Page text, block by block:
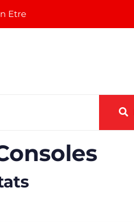
Etre